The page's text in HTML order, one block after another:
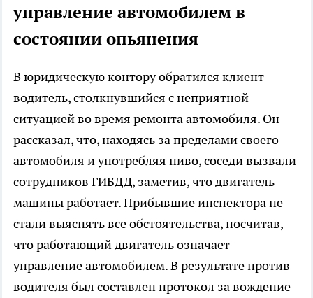
управление автомобилем в
состоянии опьянения
В юридическую контору обратился клиент —
водитель, столкнувшийся с неприятной
ситуацией во время ремонта автомобиля. Он
рассказал, что, находясь за пределами своего
автомобиля и употребляя пиво, соседи вызвали
сотрудников ГИБДД, заметив, что двигатель
машины работает. Прибывшие инспектора не
стали выяснять все обстоятельства, посчитав,
что работающий двигатель означает
управление автомобилем. В результате против
водителя был составлен протокол за вождение